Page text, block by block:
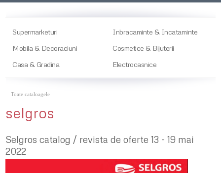
Supermarketuri
Inbracaminte & Incataminte
Mobila & Decoraciuni
Cosmetice & Bijuterii
Casa & Gradina
Electrocasnice
Toate cataloagele
selgros
Selgros catalog / revista de oferte 13 - 19 mai
2022